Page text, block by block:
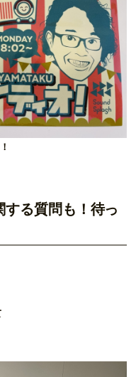
る質問も！待っ